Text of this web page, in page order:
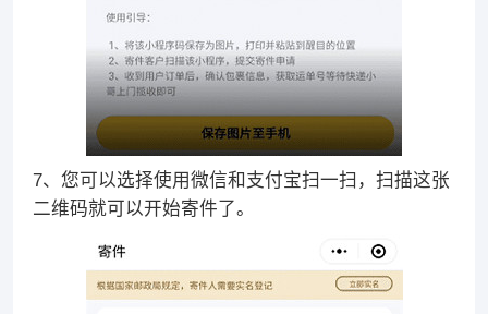
7、您可以选择使用微信和支付宝扫一扫，扫描这张
二维码就可以开始寄件了。